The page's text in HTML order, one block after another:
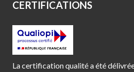
CERTIFICATIONS
La certification qualité a été